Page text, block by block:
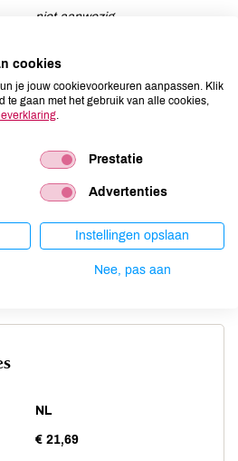
niet aanwezig
niet aanwezig
niet aanwezig
niet aanwezig
niet aanwezig
niet aanwezig
niet aanwezig
NL
€ 21,69
cookies
je jouw cookievoorkeuren aanpassen. Klik
te gaan met het gebruik van alle cookies,
Prestatie
Advertenties
Instellingen opslaan
Nee, pas aan